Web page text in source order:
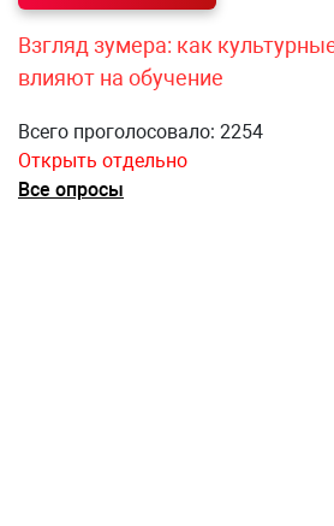
Взгляд зумера: как
влияют на обучение
Всего проголосовало: 2254
Открыть отдельно
Все опросы